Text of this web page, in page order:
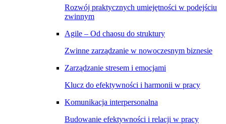
Rozwój praktycznych umiejętności w podejściu
zwinnym
Agile – Od chaosu do struktury
Zwinne zarządzanie w nowoczesnym biznesie
Zarządzanie stresem i emocjami
Klucz do efektywności i harmonii w pracy
Komunikacja interpersonalna
Budowanie efektywności i relacji w pracy